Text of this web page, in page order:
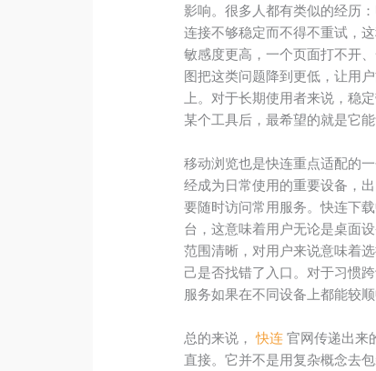
影响。很多人都有类似的经历
连接不够稳定而不得不重试，
敏感度更高，一个页面打不开
图把这类问题降到更低，让用
上。对于长期使用者来说，稳
某个工具后，最希望的就是它
移动浏览也是快连重点适配的
经成为日常使用的重要设备，
要随时访问常用服务。快连下
台，这意味着用户无论是桌面
范围清晰，对用户来说意味着
己是否找错了入口。对于习惯
服务如果在不同设备上都能较
总的来说，快连官网传递出来
直接。它并不是用复杂概念去